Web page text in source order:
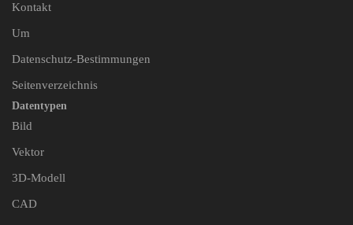
Kontakt
Um
Datenschutz-Bestimmungen
Seitenverzeichnis
Datentypen
Bild
Vektor
3D-Modell
CAD